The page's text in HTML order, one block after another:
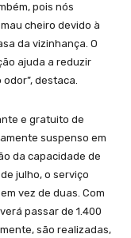
pois nós
cheiro devido à
da vizinhança. O
ajuda a reduzir
destaca.
e gratuito de
suspenso em
da capacidade de
julho, o serviço
vez de duas. Com
passar de 1.400
são realizadas,